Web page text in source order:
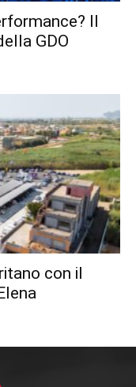
Il
GDO
con il